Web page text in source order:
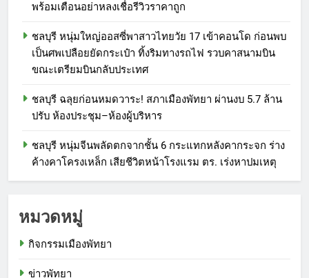
พร้อมเตือนอย่าหลงเชื่อรีวิวราคาถูก
ชลบุรี หนุ่มใหญ่ออสซี่พาสาวไทยวัย 17 เข้าคอนโด ก่อนพบ
เป็นศพเปลือยยัดกระเป๋า ทิ้งริมทางรถไฟ รวบคาสนามบิน
ขณะเตรียมบินกลับประเทศ
ชลบุรี ฉลุยก่อนหมดวาระ! สภาเมืองพัทยา ผ่านงบ 5.7 ล้าน
ปรับ ห้องประชุม–ห้องผู้บริหาร
ชลบุรี หนุ่มจีนพลัดตกจากชั้น 6 กระแทกหลังคากระจก ร่าง
ค้างคาโครงเหล็ก เสียชีวิตหน้าโรงแรม ตร. เร่งหาปมเหตุ
หมวดหมู่
กิจกรรมเมืองพัทยา
ข่าวพัทยา